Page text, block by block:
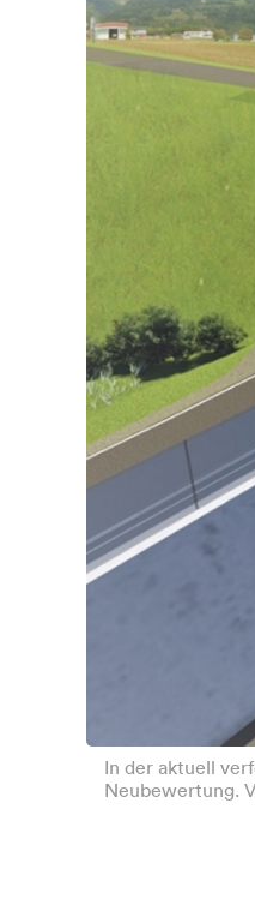
In der aktuell
Neubewertung.